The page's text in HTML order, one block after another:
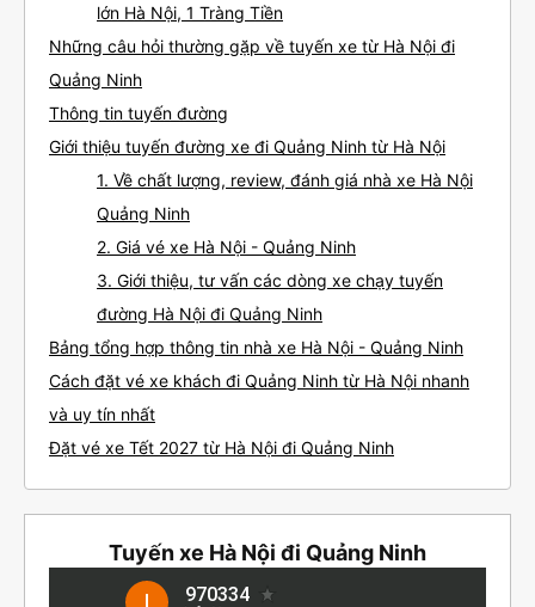
lớn Hà Nội, 1 Tràng Tiền
Những câu hỏi thường gặp về tuyến xe từ Hà Nội đi
Quảng Ninh
Thông tin tuyến đường
Giới thiệu tuyến đường xe đi Quảng Ninh từ Hà Nội
1. Về chất lượng, review, đánh giá nhà xe Hà Nội
Quảng Ninh
2. Giá vé xe Hà Nội - Quảng Ninh
3. Giới thiệu, tư vấn các dòng xe chạy tuyến
đường Hà Nội đi Quảng Ninh
Bảng tổng hợp thông tin nhà xe Hà Nội - Quảng Ninh
Cách đặt vé xe khách đi Quảng Ninh từ Hà Nội nhanh
và uy tín nhất
Đặt vé xe Tết 2027 từ Hà Nội đi Quảng Ninh
Tuyến xe Hà Nội đi Quảng Ninh